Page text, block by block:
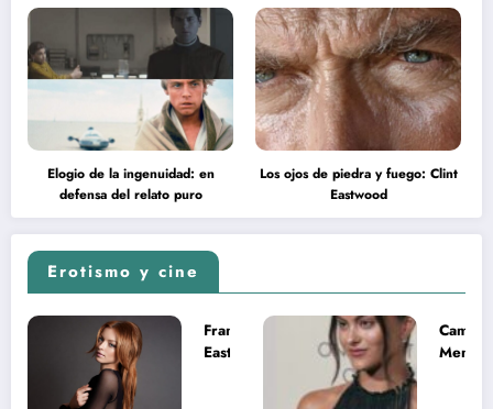
Elogio de la ingenuidad: en
defensa del relato puro
Los ojos de piedra y fuego: Clint
Eastwood
Erotismo y cine
Francesca
Eastwood y
Camila
Mendes